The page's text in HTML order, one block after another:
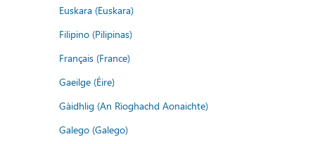
Euskara (Euskara)
Filipino (Pilipinas)
Français (France)
Gaeilge (Éire)
Gàidhlig (An Rìoghachd Aonaichte)
Galego (Galego)